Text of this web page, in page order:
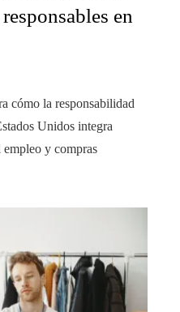
en
cómo la responsabilidad
Unidos integra
empleo y compras